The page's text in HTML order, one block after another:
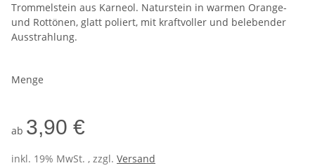
Trommelstein aus Karneol. Naturstein in warmen Orange-
und Rottönen, glatt poliert, mit kraftvoller und belebender
Ausstrahlung.
Menge
ab 3,90 €
inkl. 19% MwSt. , zzgl. Versand